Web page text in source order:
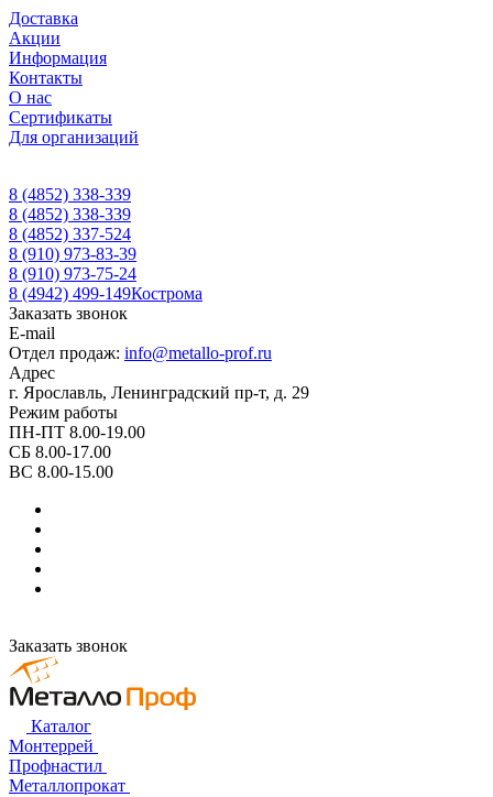
Доставка
Акции
Информация
Контакты
О нас
Сертификаты
Для организаций
8 (4852) 338-339
8 (4852) 338-339
8 (4852) 337-524
8 (910) 973-83-39
8 (910) 973-75-24
8 (4942) 499-149Кострома
Заказать звонок
E-mail
Отдел продаж: info@metallo-prof.ru
Адрес
г. Ярославль, Ленинградский пр-т, д. 29
Режим работы
ПН-ПТ 8.00-19.00
СБ 8.00-17.00
ВС 8.00-15.00
Заказать звонок
Каталог
Монтеррей
Профнастил
Металлопрокат